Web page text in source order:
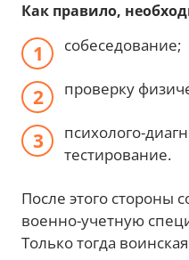
Как правило,
собеседование;
проверку
психолого-
тестирование.
После этого стороны
военно-учетную
Только тогда